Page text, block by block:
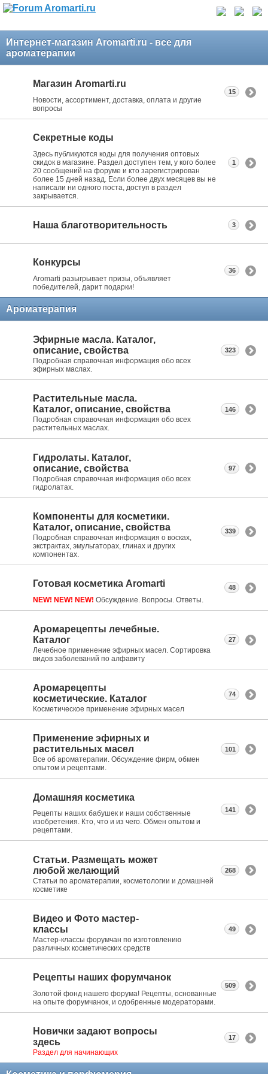
Интернет-магазин Aromarti.ru - все для
ароматерапии
Магазин Aromarti.ru
Новости, ассортимент, доставка, оплата и другие
вопросы
15
Секретные коды
Здесь публикуются коды для получения оптовых
скидок в магазине. Раздел доступен тем, у кого более
20 сообщений на форуме и кто зарегистрирован
более 15 дней назад. Если более двух месяцев вы не
написали ни одного поста, доступ в раздел
закрывается.
1
Наша благотворительность 3
Конкурсы
Aromarti разыгрывает призы, объявляет
победителей, дарит подарки!
36
Ароматерапия
Эфирные масла. Каталог,
описание, свойства
Подробная справочная информация обо всех
эфирных маслах.
323
Растительные масла.
Каталог, описание, свойства
Подробная справочная информация обо всех
растительных маслах.
146
Гидролаты. Каталог,
описание, свойства
Подробная справочная информация обо всех
гидролатах.
97
Компоненты для косметики.
Каталог, описание, свойства
Подробная справочная информация о восках,
экстрактах, эмульгаторах, глинах и других
компонентах.
339
Готовая косметика Aromarti
NEW! NEW! NEW! Обсуждение. Вопросы. Ответы.
48
Аромарецепты лечебные.
Каталог
Лечебное применение эфирных масел. Сортировка
видов заболеваний по алфавиту
27
Аромарецепты
косметические. Каталог
Косметическое применение эфирных масел
74
Применение эфирных и
растительных масел
Все об ароматерапии. Обсуждение фирм, обмен
опытом и рецептами.
101
Домашняя косметика
Рецепты наших бабушек и наши собственные
изобретения. Кто, что и из чего. Обмен опытом и
рецептами.
141
Статьи. Размещать может
любой желающий
Статьи по ароматерапии, косметологии и домашней
косметике
268
Видео и Фото мастер-
классы
Мастер-классы форумчан по изготовлению
различных косметических средств
49
Рецепты наших форумчанок
Золотой фонд нашего форума! Рецепты, основанные
на опыте форумчанок, и одобренные модераторами.
509
Новички задают вопросы
здесь
Раздел для начинающих
17